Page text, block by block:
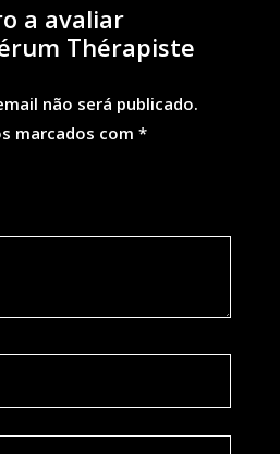
a avaliar
Thérapiste
não será publicado.
marcados com *